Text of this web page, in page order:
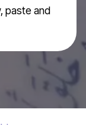
paste and